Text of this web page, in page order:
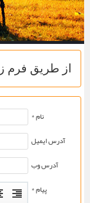
از طریق فرم
نام *
آدرس ایمیل
آدرس وب
پیام *